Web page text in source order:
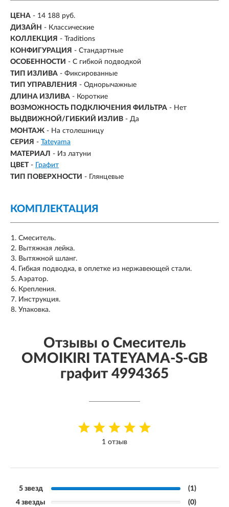
ЦЕНА - 14 188 руб.
ДИЗАЙН - Классические
КОЛЛЕКЦИЯ - Traditions
КОНФИГУРАЦИЯ - Стандартные
ОСОБЕННОСТИ - С гибкой подводкой
ТИП ИЗЛИВА - Фиксированные
ТИП УПРАВЛЕНИЯ - Однорычажные
ДЛИНА ИЗЛИВА - Короткие
ВОЗМОЖНОСТЬ ПОДКЛЮЧЕНИЯ ФИЛЬТРА - Нет
ВЫДВИЖНОЙ/ГИБКИЙ ИЗЛИВ - Да
МОНТАЖ - На столешницу
СЕРИЯ - Tateyama
МАТЕРИАЛ - Из латуни
ЦВЕТ - Графит
ТИП ПОВЕРХНОСТИ - Глянцевые
КОМПЛЕКТАЦИЯ
Смеситель.
Вытяжная лейка.
Вытяжной шланг.
Гибкая подводка, в оплетке из нержавеющей стали.
Аэратор.
Крепления.
Инструкция.
Упаковка.
Отзывы о Смеситель
OMOIKIRI TATEYAMA-S-GB
графит 4994365
1 отзыв
5 звезд
(1)
4 звезды
(0)